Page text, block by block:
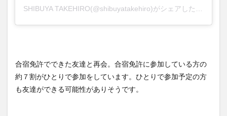
SHIBUYA TAKEHIRO(@shibuyatakehiro)がシェアした投稿 –
合宿免許でできた友達と再会。合宿免許に参加している方の
約７割がひとりで参加をしています。ひとりで参加予定の方
も友達ができる可能性がありそうです。